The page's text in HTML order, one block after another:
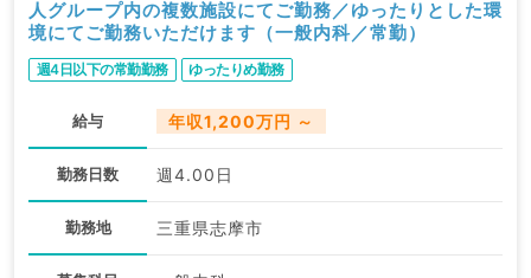
人グループ内の複数施設にてご勤務／ゆったりとした環
境にてご勤務いただけます（一般内科／常勤）
週4日以下の常勤勤務 ゆったりめ勤務
給与 年収1,200万円 ～
勤務日数 週4.00日
勤務地 三重県志摩市